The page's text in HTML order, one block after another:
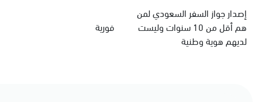
إصدار جواز السفر السعودي لمن
هم أقل من 10 سنوات وليست
لديهم هوية وطنية
فورية